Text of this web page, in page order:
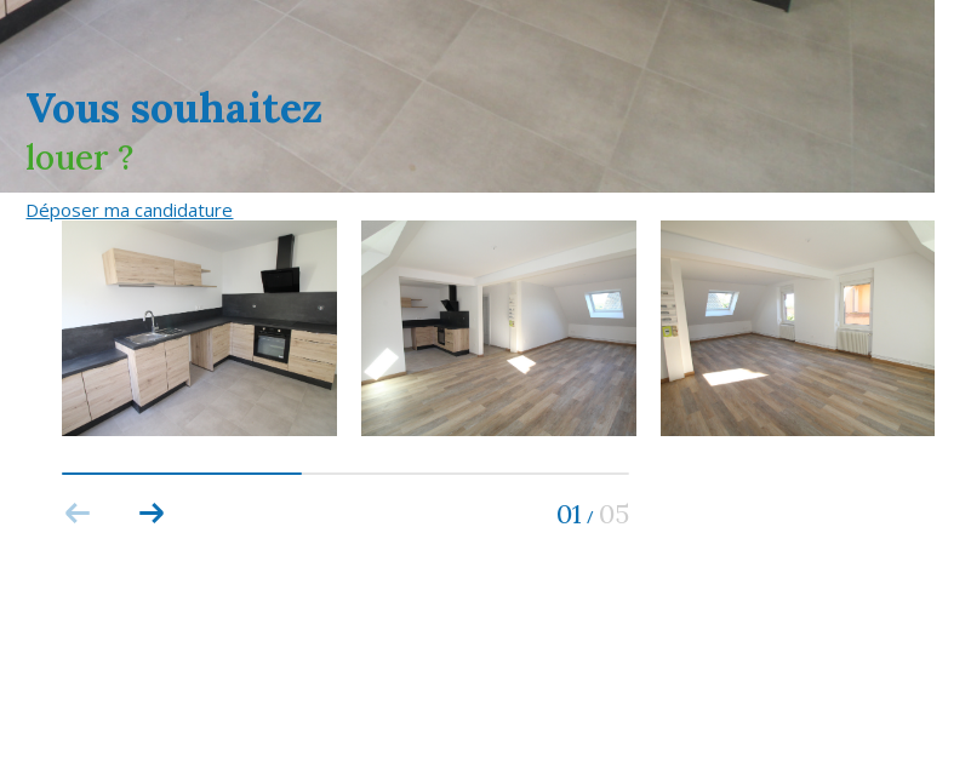
01 / 05
vous souhaitez
louer ?
Déposer ma candidature